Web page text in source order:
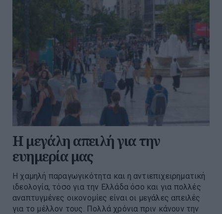
Η μεγάλη απειλή για την
ευημερία μας
Η χαμηλή παραγωγικότητα και η αντιεπιχειρηματική
ιδεολογία, τόσο για την Ελλάδα όσο και για πολλές
αναπτυγμένες οικονομίες είναι οι μεγάλες απειλές
για το μέλλον τους. Πολλά χρόνια πριν κάνουν την